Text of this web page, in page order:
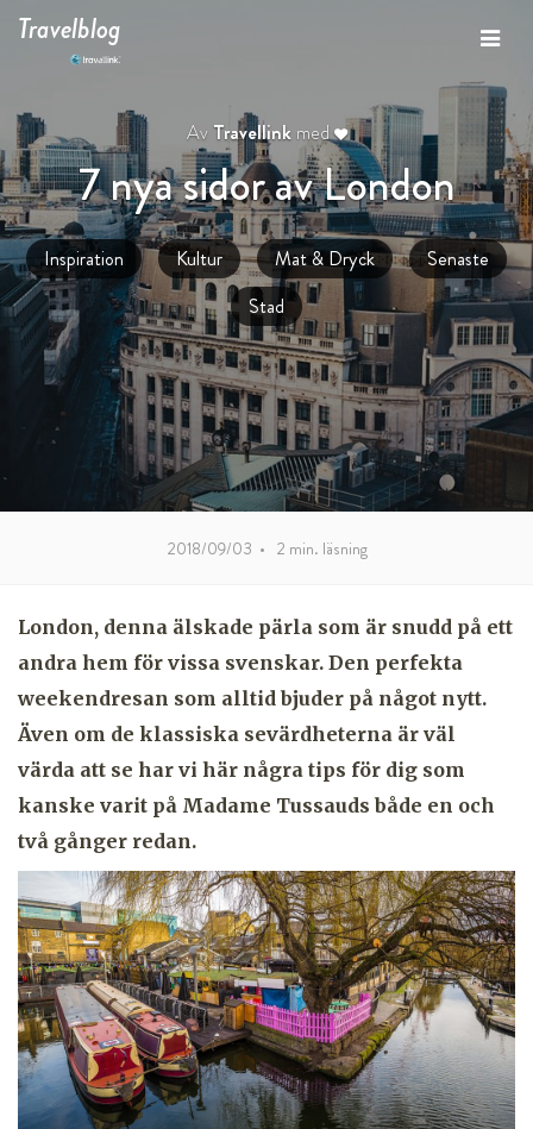
Travelblog
Av Travellinkmed
7 nya sidor av London
Inspiration Kultur Mat & Dryck
Senaste
Stad
2018/09/03 • 2 min. läsning
London, denna älskade pärla som är snudd på ett
andra hem för vissa svenskar. Den perfekta
weekendresan som alltid bjuder på något nytt.
Även om de klassiska sevärdheterna är väl
värda att se har vi här några tips för dig som
kanske varit på Madame Tussauds både en och
två gånger redan.